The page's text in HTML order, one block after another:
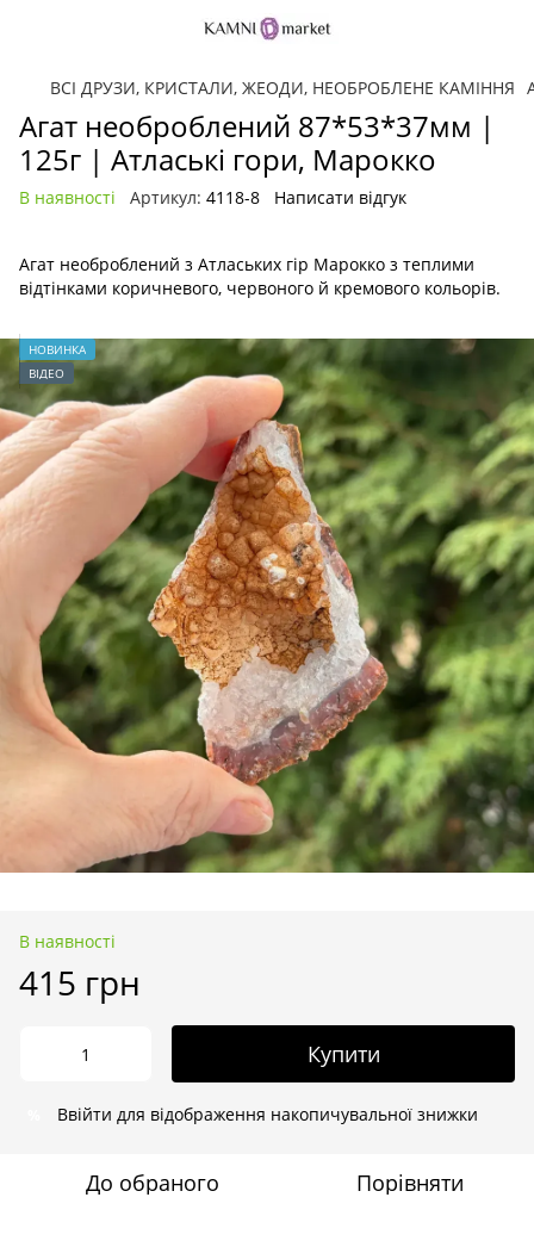
ВСІ ДРУЗИ, КРИСТАЛИ, ЖЕОДИ, НЕОБРОБЛЕНЕ КАМІННЯ
Агат необроблений 87*53*37мм |
125г | Атлаські гори, Марокко
В наявності Артикул: 4118-8 Написати відгук
Агат необроблений з Атлаських гір Марокко з теплими
відтінками коричневого, червоного й кремового кольорів.
НОВИНКА
ВІДЕО
В наявності
415 грн
Купити
Ввійти для відображення накопичувальної знижки
До обраного Порівняти